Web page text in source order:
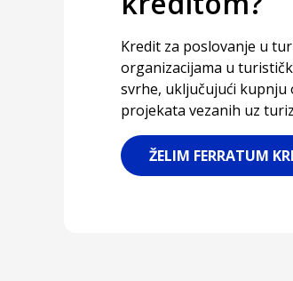
Kredit za poslovanje u
organizacijama u
svrhe, uključujući kupnju
projekata vezanih uz
ŽELIM FERRATUM